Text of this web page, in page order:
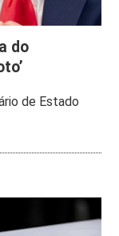
do
de Estado